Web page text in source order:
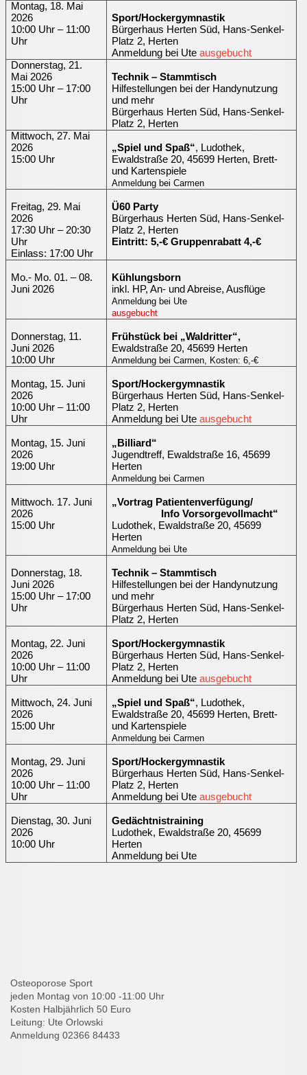
Montag, 18. Mai
2026
10:00 Uhr – 11:00
Uhr
Sport/Hockergymnastik
Bürgerhaus Herten Süd, Hans-Senkel-
Platz 2, Herten
Anmeldung bei Ute ausgebucht
Donnerstag, 21.
Mai 2026
15:00 Uhr – 17:00
Uhr
Technik – Stammtisch
Hilfestellungen bei der Handynutzung
und mehr
Bürgerhaus Herten Süd, Hans-Senkel-
Platz 2, Herten
Mittwoch, 27. Mai
2026
15:00 Uhr
„Spiel und Spaß“, Ludothek,
Ewaldstraße 20, 45699 Herten, Brett-
und Kartenspiele
Anmeldung bei Carmen
Freitag, 29. Mai
2026
17:30 Uhr – 20:30
Uhr
Einlass: 17:00 Uhr
Ü60 Party
Bürgerhaus Herten Süd, Hans-Senkel-
Platz 2, Herten
Eintritt: 5,-€ Gruppenrabatt 4,-€
Mo.- Mo. 01. – 08.
Juni 2026
Kühlungsborn
inkl. HP, An- und Abreise, Ausflüge
Anmeldung bei Ute
ausgebucht
Donnerstag, 11.
Juni 2026
10:00 Uhr
Frühstück bei „Waldritter“,
Ewaldstraße 20, 45699 Herten
Anmeldung bei Carmen, Kosten: 6,-€
Montag, 15. Juni
2026
10:00 Uhr – 11:00
Uhr
Sport/Hockergymnastik
Bürgerhaus Herten Süd, Hans-Senkel-
Platz 2, Herten
Anmeldung bei Ute ausgebucht
Montag, 15. Juni
2026
19:00 Uhr
„Billiard“
Jugendtreff, Ewaldstraße 16, 45699
Herten
Anmeldung bei Carmen
Mittwoch. 17. Juni
2026
15:00 Uhr
„Vortrag Patientenverfügung/
Info Vorsorgevollmacht“
Ludothek, Ewaldstraße 20, 45699
Herten
Anmeldung bei Ute
Donnerstag, 18.
Juni 2026
15:00 Uhr – 17:00
Uhr
Technik – Stammtisch
Hilfestellungen bei der Handynutzung
und mehr
Bürgerhaus Herten Süd, Hans-Senkel-
Platz 2, Herten
Montag, 22. Juni
2026
10:00 Uhr – 11:00
Uhr
Sport/Hockergymnastik
Bürgerhaus Herten Süd, Hans-Senkel-
Platz 2, Herten
Anmeldung bei Ute ausgebucht
Mittwoch, 24. Juni
2026
15:00 Uhr
„Spiel und Spaß“, Ludothek,
Ewaldstraße 20, 45699 Herten, Brett-
und Kartenspiele
Anmeldung bei Carmen
Montag, 29. Juni
2026
10:00 Uhr – 11:00
Uhr
Sport/Hockergymnastik
Bürgerhaus Herten Süd, Hans-Senkel-
Platz 2, Herten
Anmeldung bei Ute ausgebucht
Dienstag, 30. Juni
2026
10:00 Uhr
Gedächtnistraining
Ludothek, Ewaldstraße 20, 45699
Herten
Anmeldung bei Ute
Osteoporose Sport
jeden Montag von 10:00 -11:00 Uhr
Kosten Halbjährlich 50 Euro
Leitung: Ute Orlowski
Anmeldung 02366 84433